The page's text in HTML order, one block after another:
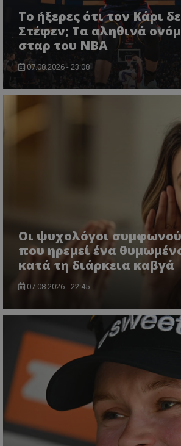
Το ήξερες ότι τον Κάρι
Στέφεν; Τα αληθινά
σταρ του NBA
07.08.2026 - 23:08
Οι ψυχολόγοι
που ηρεμεί ένα
κατά τη διάρκεια καβγά
07.08.2026 - 22:45